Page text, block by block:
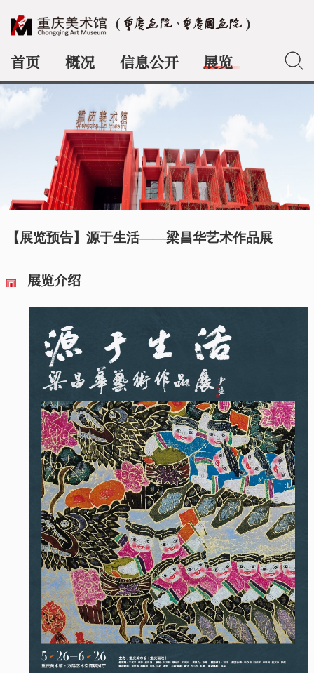
首页 概况 信息公开 展览 典藏
【展览预告】源于生活——梁昌华艺术作品展
展览介绍